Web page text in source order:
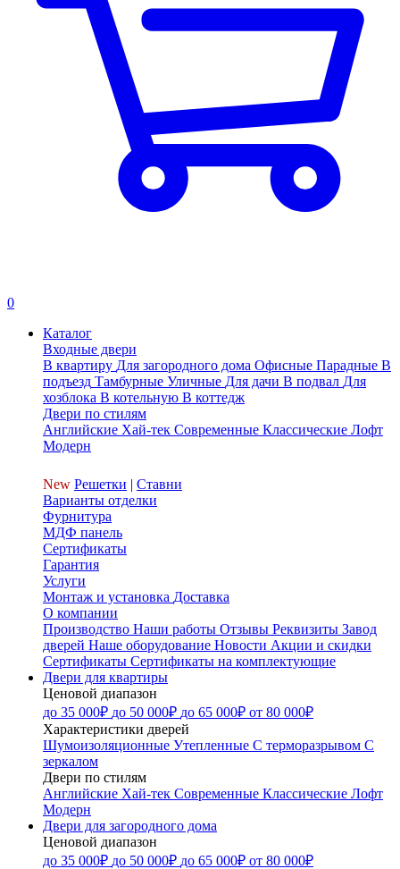
0
Каталог
Входные двери
В квартиру Для загородного дома Офисные Парадные В
подъезд Тамбурные Уличные Для дачи В подвал Для
хозблока В котельную В коттедж
Двери по стилям
Английские Хай-тек Современные Классические Лофт
Модерн
New Решетки | Ставни
Варианты отделки
Фурнитура
МДФ панель
Сертификаты
Гарантия
Услуги
Монтаж и установка Доставка
О компании
Производство Наши работы Отзывы Реквизиты Завод
дверей Наше оборудование Новости Акции и скидки
Сертификаты Сертификаты на комплектующие
Двери для квартиры
Ценовой диапазон
до 35 000₽ до 50 000₽ до 65 000₽ от 80 000₽
Характеристики дверей
Шумоизоляционные Утепленные С терморазрывом С
зеркалом
Двери по стилям
Английские Хай-тек Современные Классические Лофт
Модерн
Двери для загородного дома
Ценовой диапазон
до 35 000₽ до 50 000₽ до 65 000₽ от 80 000₽